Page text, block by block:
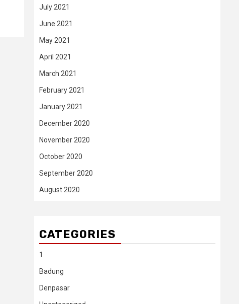
July 2021
June 2021
May 2021
April 2021
March 2021
February 2021
January 2021
December 2020
November 2020
October 2020
September 2020
August 2020
CATEGORIES
1
Badung
Denpasar